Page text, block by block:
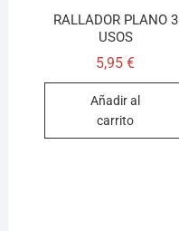
RALLADOR PLANO 3
USOS
5,95€
Añadir al
carrito